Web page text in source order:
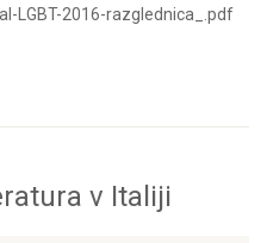
LGBT-2016-razglednica_.pdf
v Italiji